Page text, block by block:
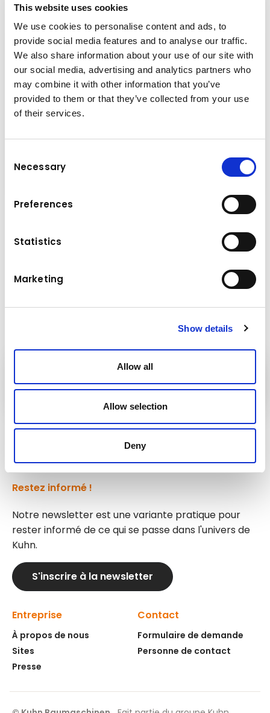
This website uses cookies
We use cookies to personalise content and ads, to
provide social media features and to analyse our traffic.
We also share information about your use of our site with
our social media, advertising and analytics partners who
may combine it with other information that you’ve
provided to them or that they’ve collected from your use
of their services.
Selection
Necessary
Preferences
Statistics
Marketing
Show details
Allow all
Allow selection
Deny
Brochure (PDF, 162.03 KB)
Kuhn
Restez informé !
Notre newsletter est une variante pratique pour
rester informé de ce qui se passe dans l'univers de
Kuhn.
S'inscrire à la newsletter
Entreprise
À propos de nous
Sites
Presse
Contact
Formulaire de demande
Personne de contact
Suivez-nous !